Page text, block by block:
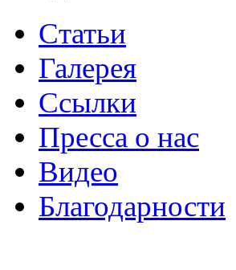
Статьи
Галерея
Ссылки
Пресса о нас
Видео
Благодарности